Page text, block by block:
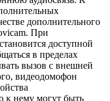
дополнительного
При
доступной
в пределах
вызов с внешней
видеодомофон
к нему могут быть